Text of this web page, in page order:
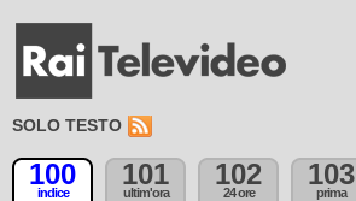
SOLO TESTO
100
indice
101
ultim'ora
102
24 ore
103
prima